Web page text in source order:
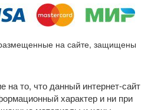
на сайте, защищены
то, что данный интернет-сайт
характер и ни при